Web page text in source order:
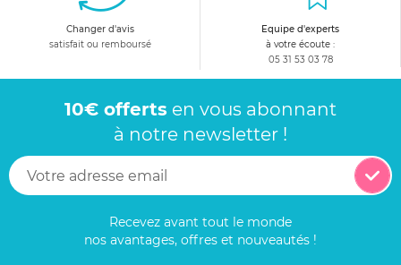
Changer d'avis
satisfait ou remboursé
Equipe d'experts
à votre écoute :
05 31 53 03 78
10€ offerts en vous abonnant
à notre newsletter !
Recevez avant tout le monde
nos avantages, offres et nouveautés !